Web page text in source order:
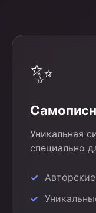
✨
Уникальная
специально